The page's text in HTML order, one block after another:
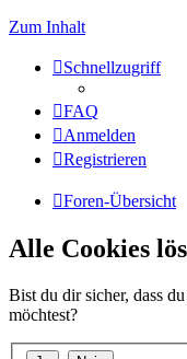
Zum Inhalt
Schnellzugriff
FAQ
Anmelden
Registrieren
Foren-Übersicht
Alle Cookies
Bist du dir sicher, dass
möchtest?